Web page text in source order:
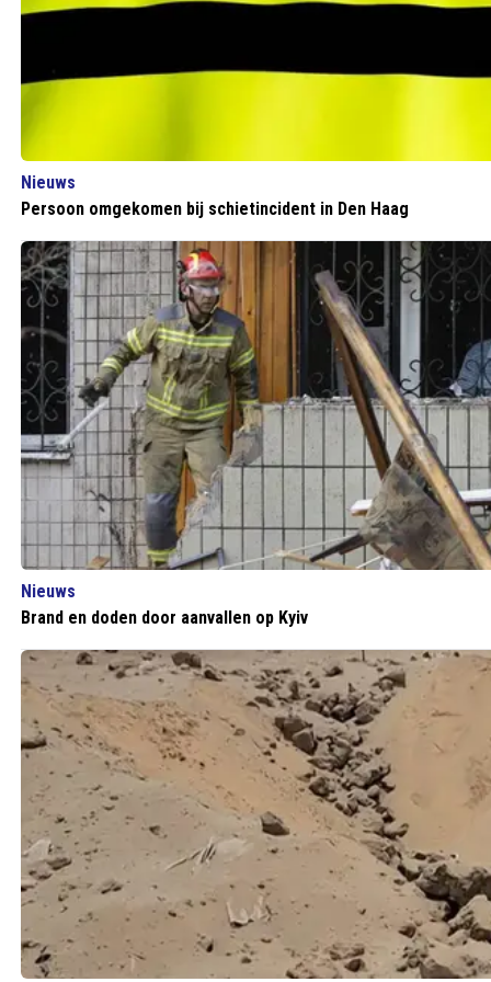
Nieuws
Persoon omgekomen bij schietincident in Den Haag
Nieuws
Brand en doden door aanvallen op Kyiv